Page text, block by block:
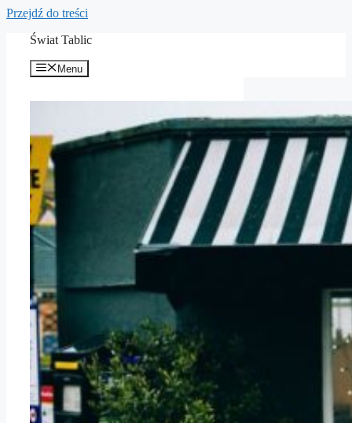
Przejdź do treści
Świat Tablic
Menu